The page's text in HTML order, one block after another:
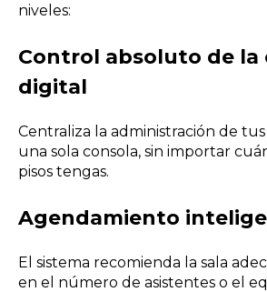
niveles:
Control absoluto de la
digital
Centraliza la administración de tus
una sola consola, sin importar
pisos tengas.
Agendamiento
El sistema recomienda la sala
en el número de asistentes o el